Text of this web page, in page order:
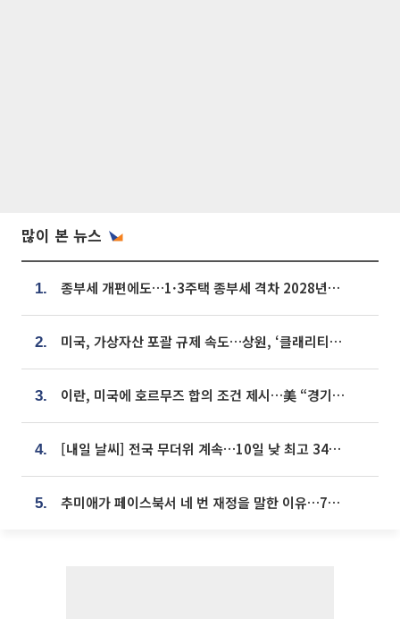
많이 본 뉴스
1. 종부세 개편에도…1·3주택 종부세 격차 2028년부터 확대
2. 미국, 가상자산 포괄 규제 속도…상원, ‘클래리티법’ 9월 절차투표 추진
3. 이란, 미국에 호르무즈 합의 조건 제시…美 “경기 아직 안 끝나” [종합]
4. [내일 날씨] 전국 무더위 계속…10일 낮 최고 34도 육박
5. 추미애가 페이스북서 네 번 재정을 말한 이유…7700억 추경 열쇠는 도의회에